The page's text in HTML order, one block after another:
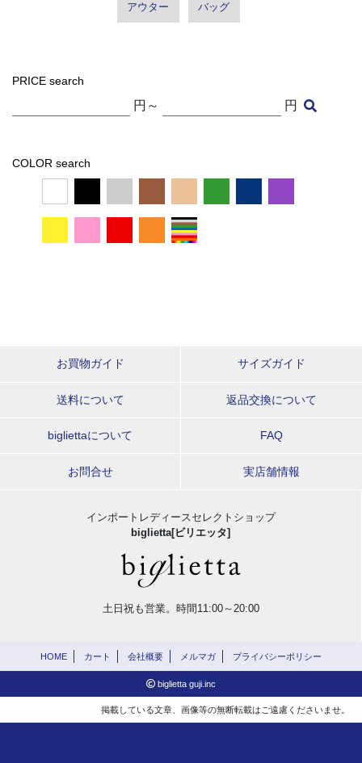
アウター バッグ
PRICE search
円～ 円
COLOR search
お買物ガイド サイズガイド
送料について 返品交換について
bigliettaについて FAQ
お問合せ 実店舗情報
インポートレディースセレクトショップ
biglietta[ビリエッタ]
土日祝も営業。時間11:00～20:00
HOME カート 会社概要 メルマガ プライバシーポリシー
biglietta guji.inc
掲載している文章、画像等の無断転載はご遠慮くださいませ。